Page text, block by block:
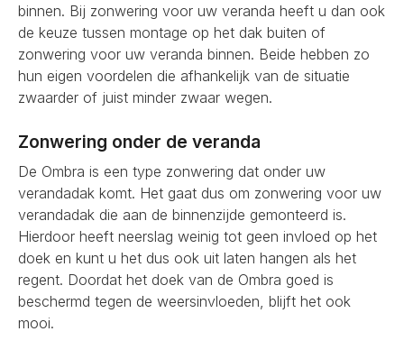
binnen. Bij zonwering voor uw veranda heeft u dan ook
de keuze tussen montage op het dak buiten of
zonwering voor uw veranda binnen. Beide hebben zo
hun eigen voordelen die afhankelijk van de situatie
zwaarder of juist minder zwaar wegen.
Zonwering onder de veranda
De Ombra is een type zonwering dat onder uw
verandadak komt. Het gaat dus om zonwering voor uw
verandadak die aan de binnenzijde gemonteerd is.
Hierdoor heeft neerslag weinig tot geen invloed op het
doek en kunt u het dus ook uit laten hangen als het
regent. Doordat het doek van de Ombra goed is
beschermd tegen de weersinvloeden, blijft het ook
mooi.